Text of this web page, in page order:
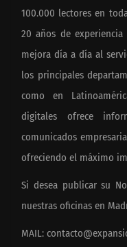
100.000 lectores en
20 años de
mejora día a día al
los principales
como en
digitales ofrece
comunicados
ofreciendo el máximo
Si desea publicar su
nuestras oficinas en
MAIL: